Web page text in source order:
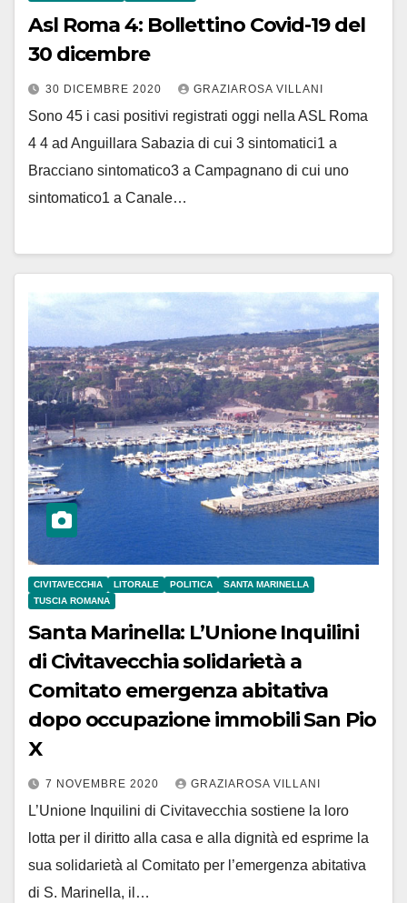
Asl Roma 4: Bollettino Covid-19 del
30 dicembre
30 DICEMBRE 2020 GRAZIAROSA VILLANI
Sono 45 i casi positivi registrati oggi nella ASL Roma
4 4 ad Anguillara Sabazia di cui 3 sintomatici1 a
Bracciano sintomatico3 a Campagnano di cui uno
sintomatico1 a Canale…
CIVITAVECCHIA LITORALE POLITICA
SANTA MARINELLA
TUSCIA ROMANA
Santa Marinella: L’Unione Inquilini
di Civitavecchia solidarietà a
Comitato emergenza abitativa
dopo occupazione immobili San Pio
X
7 NOVEMBRE 2020 GRAZIAROSA VILLANI
L’Unione Inquilini di Civitavecchia sostiene la loro
lotta per il diritto alla casa e alla dignità ed esprime la
sua solidarietà al Comitato per l’emergenza abitativa
di S. Marinella, il…